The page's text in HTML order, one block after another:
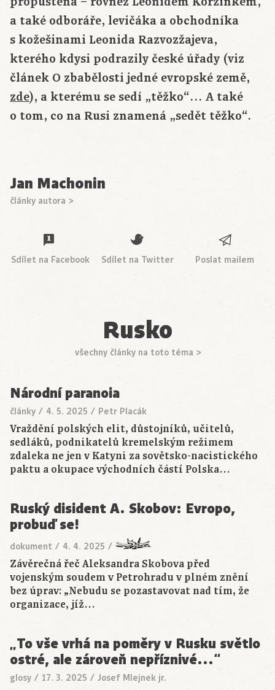
a také odboráře, levičáka a obchodníka
s kožešinami Leonida Razvozžajeva,
kterého kdysi podrazily české úřady (viz
článek O zbabělosti jedné evropské země,
zde), a kterému se sedí „těžko“… A také
o tom, co na Rusi znamená „sedět těžko“.
Jan Machonin
články autora >
Sdílet na Facebook Sdílet na Twitter Poslat mailem
Rusko
všechny články na toto téma >
Národní paranoia
články / 4. 5. 2025 / Petr Placák
Vraždění polských elit, důstojníků, učitelů,
sedláků, podnikatelů kremelským režimem
zdaleka ne jen v Katyni za sovětsko-nacistického
paktu a okupace východních částí Polska…
Ruský disident A. Skobov: Evropo,
probuď se!
dokument / 4. 4. 2025 /
Závěrečná řeč Aleksandra Skobova před
vojenským soudem v Petrohradu v plném znění
bez úprav: „Nebudu se pozastavovat nad tím, že
organizace, jíž…
„To vše vrhá na poměry v Rusku světlo
ostré, ale zároveň nepříznivé…“
glosy / 17. 3. 2025 / Josef Mlejnek jr.